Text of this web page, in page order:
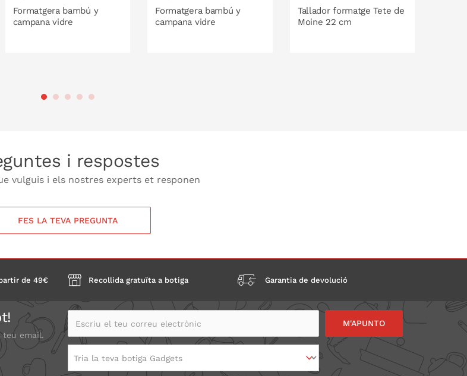
Formatgera bambú y
campana vidre
Formatgera bambú y
campana vidre
Tallador formatge Tete de
Moine 22 cm
i respostes
vulguis i els nostres experts et responen
FES LA TEVA PREGUNTA
de 49€ Recollida gratuïta a botiga Garantia de devolució
teu email.
Escriu el teu correu electrònic
Tria la teva botiga Gadgets